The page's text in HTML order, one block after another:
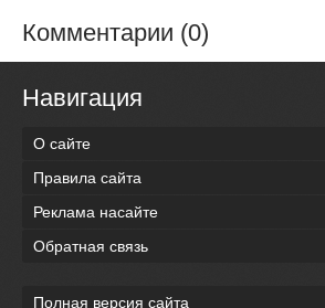
Комментарии (0)
Навигация
О сайте
Правила сайта
Реклама насайте
Обратная связь
Полная версия сайта